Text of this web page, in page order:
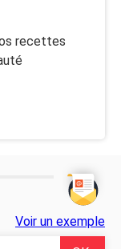
recettes
Voir un exemple